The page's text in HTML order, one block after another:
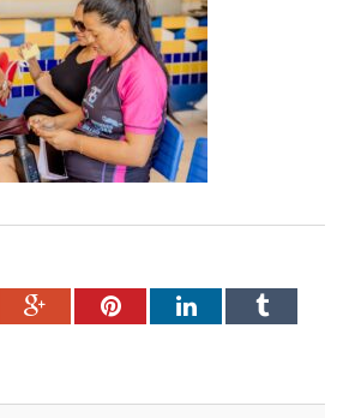
Google+PinterestLinkedInTumblr